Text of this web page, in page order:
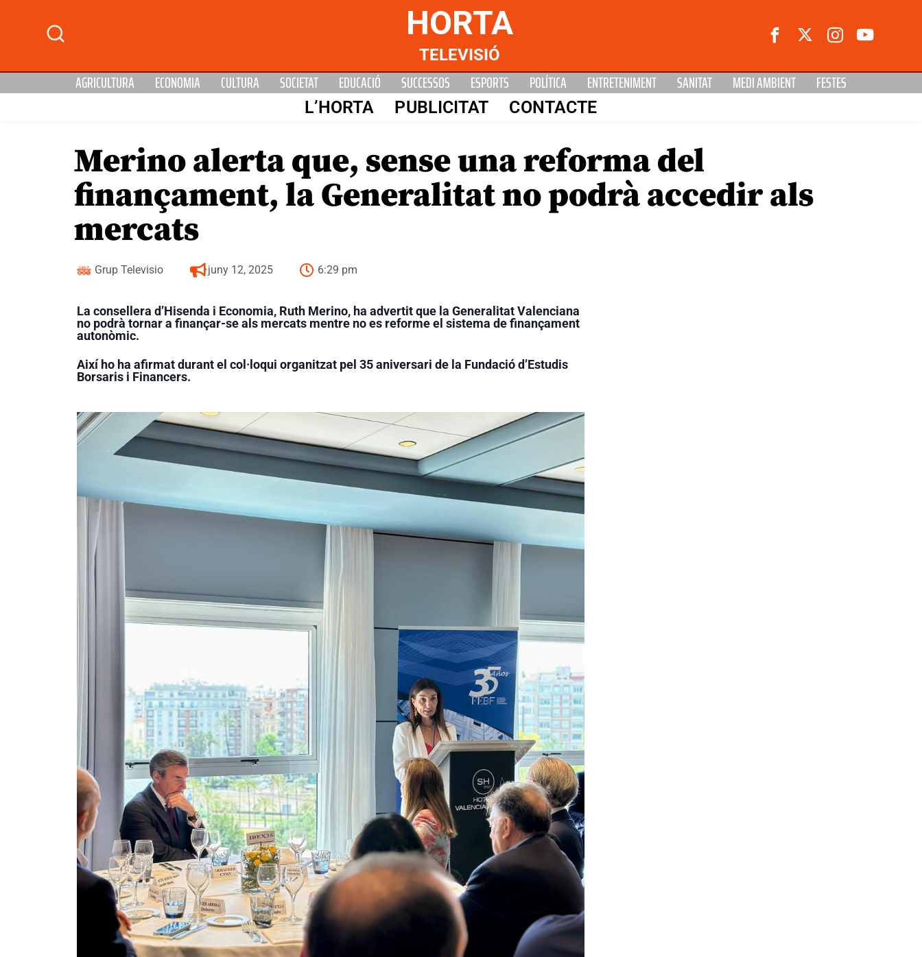
HORTA
TELEVISIÓ
AGRICULTURA ECONOMIA CULTURA SOCIETAT EDUCACIÓ SUCCESSOS ESPORTS POLÍTICA ENTRETENIMENT SANITAT MEDI AMBIENT FESTES
L’HORTA PUBLICITAT CONTACTE
Merino alerta que, sense una reforma del
finançament, la Generalitat no podrà accedir als
mercats
Grup Televisio juny 12, 2025 6:29 pm
La consellera d’Hisenda i Economia, Ruth Merino, ha advertit que la Generalitat Valenciana
no podrà tornar a finançar-se als mercats mentre no es reforme el sistema de finançament
autonòmic.
Així ho ha afirmat durant el col·loqui organitzat pel 35 aniversari de la Fundació d’Estudis
Borsaris i Financers.